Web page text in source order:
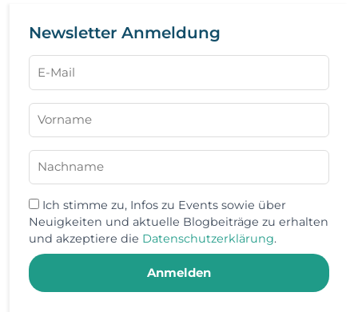
Newsletter Anmeldung
Ich stimme zu, Infos zu Events sowie über
Neuigkeiten und aktuelle Blogbeiträge zu erhalten
und akzeptiere die Datenschutzerklärung.
Anmelden